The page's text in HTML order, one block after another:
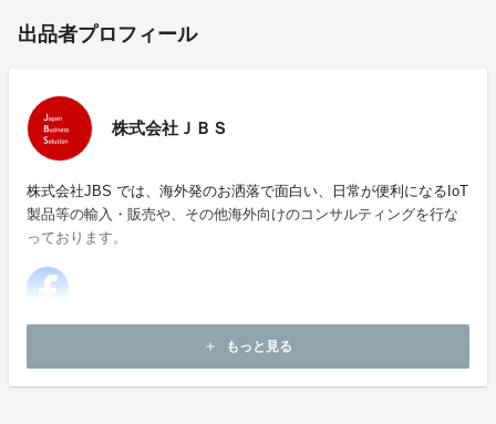
出品者プロフィール
株式会社ＪＢＳ
株式会社JBS では、海外発のお洒落で面白い、日常が便利になるIoT
製品等の輸入・販売や、その他海外向けのコンサルティングを行な
っております。
add もっと見る